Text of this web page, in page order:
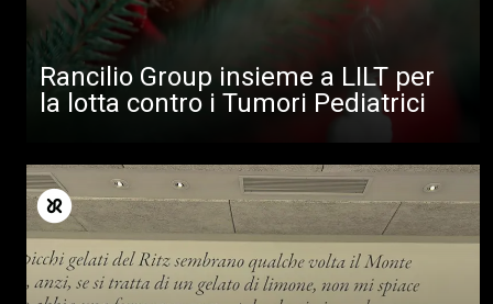
Rancilio Group insieme a LILT per
la lotta contro i Tumori Pediatrici
News
Download
Altro